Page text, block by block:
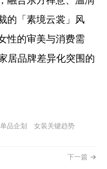
的「素境云裳」风
性的审美与消费需
居品牌差异化突围的
品企划
女装关键趋势
下一篇